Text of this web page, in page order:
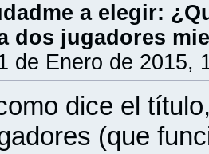
a elegir:
dos jugadores
de Enero de 2015,
dice el
(que